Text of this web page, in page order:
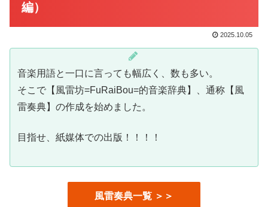
編）
2025.10.05
音楽用語と一口に言っても幅広く、数も多い。
そこで【風雷坊=FuRaiBou=的音楽辞典】、通称【風
雷奏典】の作成を始めました。
目指せ、紙媒体での出版！！！！
風雷奏典一覧 ＞＞